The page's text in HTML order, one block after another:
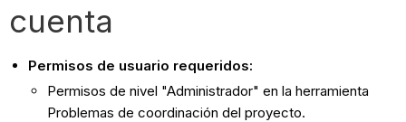
cuenta
Permisos de usuario requeridos:
Permisos de nivel "Administrador" en la herramienta
Problemas de coordinación del proyecto.